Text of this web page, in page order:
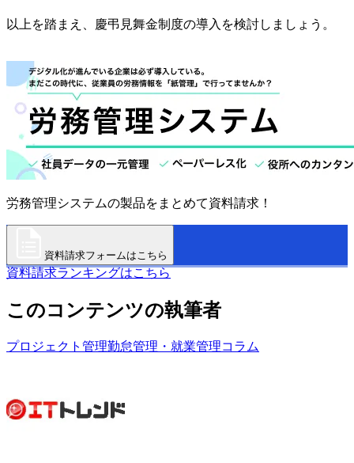
以上を踏まえ、慶弔見舞金制度の導入を検討しましょう。
労務管理システムの製品をまとめて資料請求！
資料請求フォームはこちら
資料請求ランキングはこちら
このコンテンツの執筆者
プロジェクト管理勤怠管理・就業管理コラム